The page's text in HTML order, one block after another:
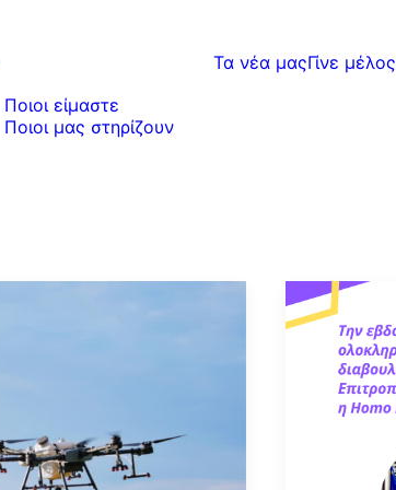
Ποιοι είμαστε
Ποιοι μας στηρίζουν
Τα νέα μαςΓίνε μέλος